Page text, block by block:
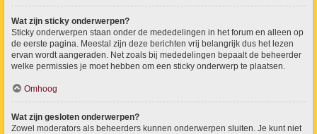
Wat zijn sticky onderwerpen?
Sticky onderwerpen staan onder de mededelingen in het forum en alleen op
de eerste pagina. Meestal zijn deze berichten vrij belangrijk dus het lezen
ervan wordt aangeraden. Net zoals bij mededelingen bepaalt de beheerder
welke permissies je moet hebben om een sticky onderwerp te plaatsen.
Omhoog
Wat zijn gesloten onderwerpen?
Zowel moderators als beheerders kunnen onderwerpen sluiten. Je kunt niet